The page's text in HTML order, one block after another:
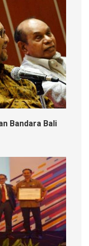
Bandara Bali